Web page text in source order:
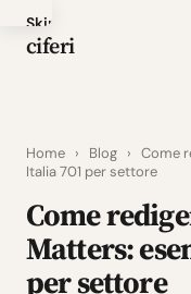
Skip
to
ciferi
Home › Blog › Come
Italia 701 per settore
Come
Matters:
per settore